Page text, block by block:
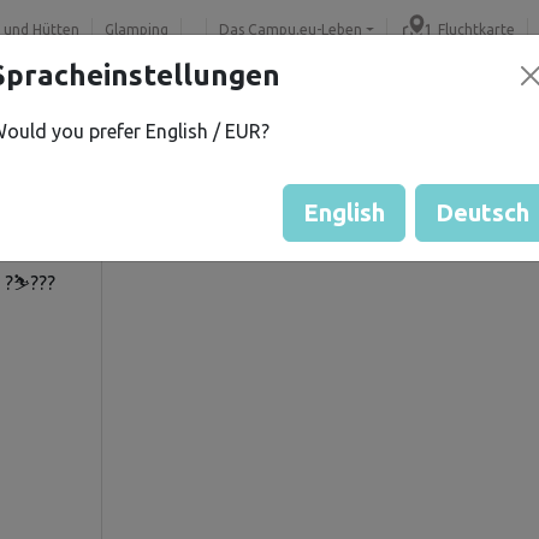
Hütten Glamping Das Campu.eu-Leben Fluchtkarte
Bewertung der Grundstücke
you prefer English / EUR?
English Deutsch